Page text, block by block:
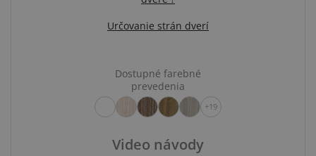
Určovanie strán dverí
Dostupné farebné
prevedenia
+19
Video návody